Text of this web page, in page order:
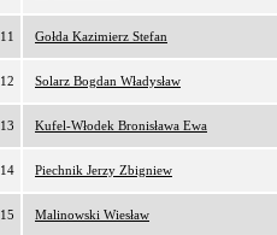
11 Gołda Kazimierz Stefan
12 Solarz Bogdan Władysław
13 Kufel-Włodek Bronisława Ewa
14 Piechnik Jerzy Zbigniew
15 Malinowski Wiesław